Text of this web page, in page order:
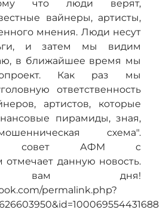
что люди верят,
вайнеры, артисты,
мнения. Люди несут
и затем мы видим
в ближайшее время мы
Как раз мы
ответственность
артистов, которые
пирамиды, зная,
схема".
совет АФМ с
отмечает данную новость.
вам дня!
permalink.php?